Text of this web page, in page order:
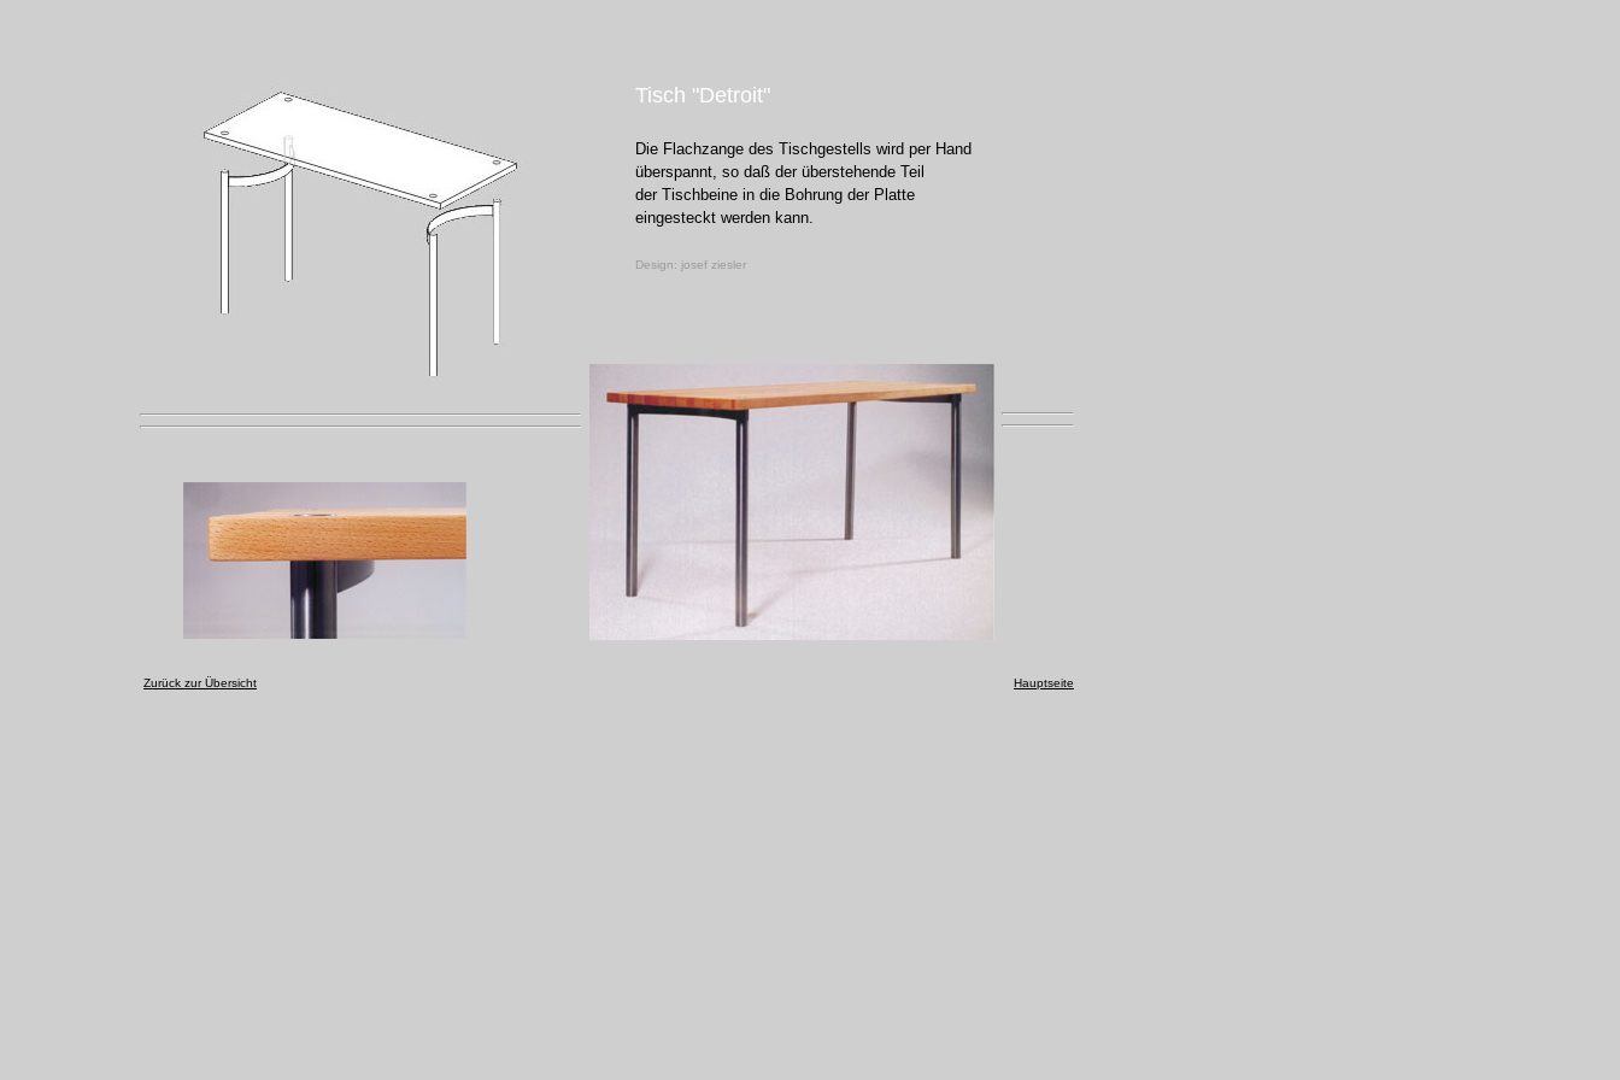
Tisch "Detroit"
Die Flachzange des Tischgestells wird per Hand
überspannt, so daß der überstehende Teil
der Tischbeine in die Bohrung der Platte
eingesteckt werden kann.
Design: josef ziesler
Zurück zur Übersicht Hauptseite